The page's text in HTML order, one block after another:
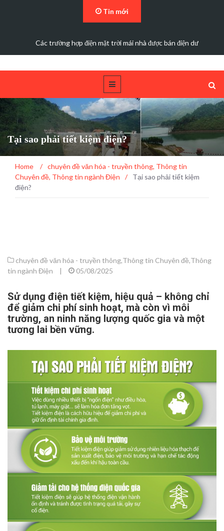
Tin mới
Các trường hợp điện mặt trời mái nhà được bán điện dư
Tại sao phải tiết kiệm điện?
Home / chuyên đề văn hóa - truyền thông, Thông tin
Chuyên đề, Thông tin ngành Điện /
Tại sao phải tiết kiệm
điện?
chuyên đề văn hóa - truyền thông,Thông tin Chuyên đề,Thông
tin ngành Điện
| 05/08/2025
Sử dụng điện tiết kiệm, hiệu quả – không chỉ
để giảm chi phí sinh hoạt, mà còn vì môi
trường, an ninh năng lượng quốc gia và một
tương lai bền vững.